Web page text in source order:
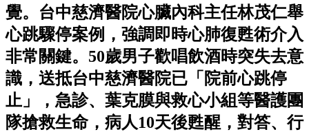
覺。台中慈濟醫院心臟內科主任林茂仁舉
心跳驟停案例，強調即時心肺復甦術介入
非常關鍵。50歲男子歡唱飲酒時突失去意
識，送抵台中慈濟醫院已「院前心跳停
止」，急診、葉克膜與救心小組等醫護團
隊搶救生命，病人10天後甦醒，對答、行